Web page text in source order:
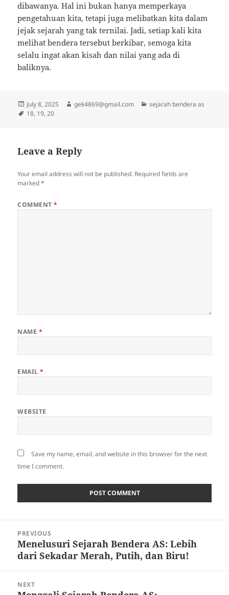
dibawanya. Hal ini bukan hanya memperkaya
pengetahuan kita, tetapi juga melibatkan kita dalam
jejak sejarah yang tak ternilai. Jadi, setiap kali kita
melihat bendera tersebut berkibar, semoga kita
selalu ingat akan kisah dan nilai yang ada di
baliknya.
Posted
on
July 8, 2025 Author
gek4869@gmail.com Categories
sejarah bendera as
Tags
18, 19,20
Leave a Reply
Your email address will not be published. Required fields are
marked*
COMMENT*
NAME *
EMAIL*
WEBSITE
Save my name, email, and website in this browser for the next
time I comment.
navigation
PREVIOUS
Previous
post:
Menelusuri Sejarah Bendera AS: Lebih
dari Sekadar Merah, Putih, dan Biru!
NEXT